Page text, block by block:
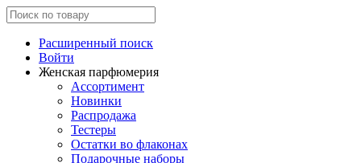
Расширенный поиск
Войти
Женская парфюмерия
Ассортимент
Новинки
Распродажа
Тестеры
Остатки во флаконах
Подарочные наборы